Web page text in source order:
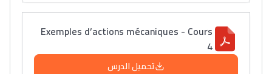
Exemples d’actions mécaniques - Cours
4
تحميل الدرس